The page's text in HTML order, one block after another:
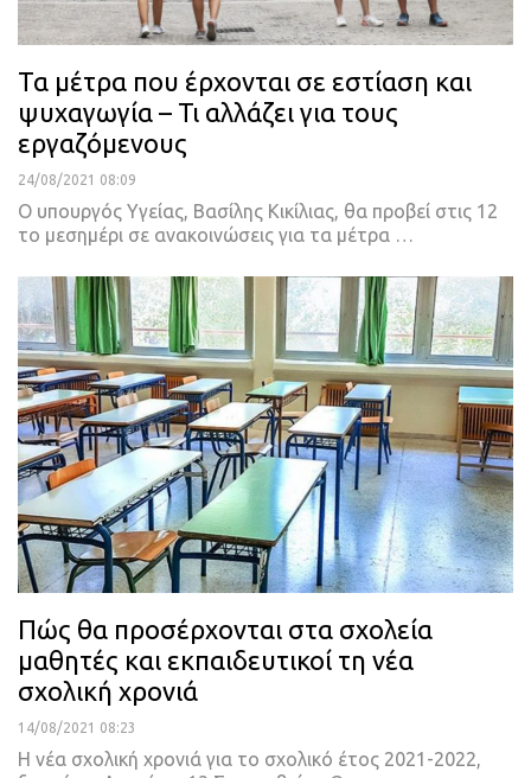
Τα μέτρα που έρχονται σε εστίαση και
ψυχαγωγία – Τι αλλάζει για τους
εργαζόμενους
24/08/2021 08:09
Ο υπουργός Υγείας, Βασίλης Κικίλιας, θα προβεί στις 12
το μεσημέρι σε ανακοινώσεις για τα μέτρα
Πώς θα προσέρχονται στα σχολεία
μαθητές και εκπαιδευτικοί τη νέα
σχολική χρονιά
14/08/2021 08:23
Η νέα σχολική χρονιά για το σχολικό έτος 2021-2022,